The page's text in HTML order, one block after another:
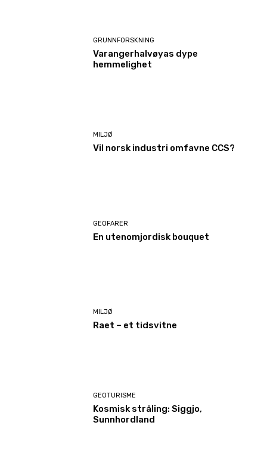
GRUNNFORSKNING
Varangerhalvøyas dype
hemmelighet
MILJØ
Vil norsk industri omfavne CCS?
GEOFARER
En utenomjordisk bouquet
MILJØ
Raet – et tidsvitne
GEOTURISME
Kosmisk stråling: Siggjo,
Sunnhordland